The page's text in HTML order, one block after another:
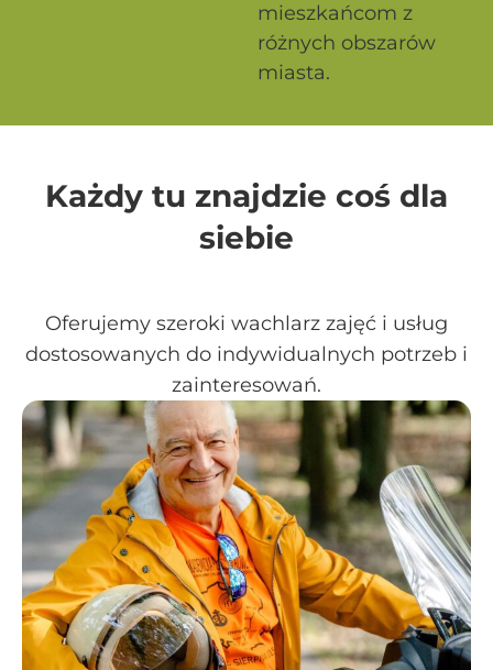
mieszkańcom z
różnych obszarów
miasta.
Każdy tu znajdzie coś dla
siebie
Oferujemy szeroki wachlarz zajęć i usług
dostosowanych do indywidualnych potrzeb i
zainteresowań.